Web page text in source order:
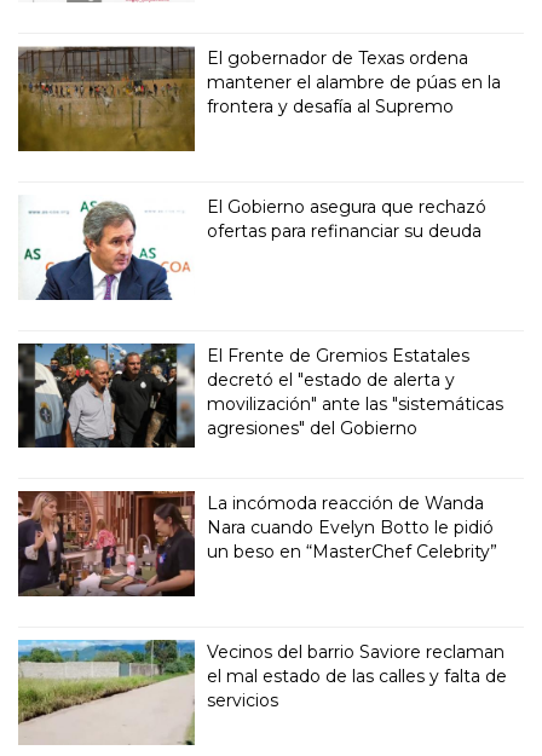
El gobernador de Texas ordena
mantener el alambre de púas en la
frontera y desafía al Supremo
El Gobierno asegura que rechazó
ofertas para refinanciar su deuda
El Frente de Gremios Estatales
decretó el "estado de alerta y
movilización" ante las "sistemáticas
agresiones" del Gobierno
La incómoda reacción de Wanda
Nara cuando Evelyn Botto le pidió
un beso en “MasterChef Celebrity”
Vecinos del barrio Saviore reclaman
el mal estado de las calles y falta de
servicios